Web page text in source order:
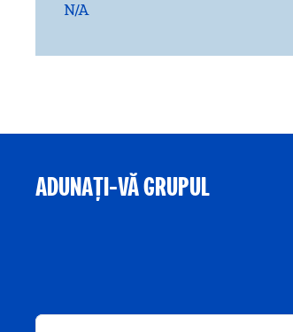
N/A
ADUNAȚI-VĂ GRUPUL